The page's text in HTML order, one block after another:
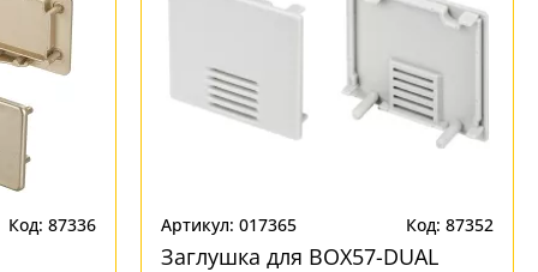
Код: 87336 Артикул: 017365 Код: 87352
Заглушка для BOX57-DUAL